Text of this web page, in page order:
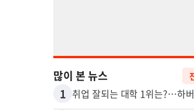
많이 본 뉴스
1 취업 잘되는 대학 1위는?…하